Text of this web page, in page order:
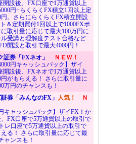
開設後、FX口座で1万通貨以上
円+らくらくFX積立1回以上定
円。さらにらくらくFX積立開設
＆定期買付1回以上で1000FXポ
取引量に応じて最大100万円に
受講と理解度テスト合格など
開設と取引で最大4000円！
証券「FXネオ」
ＮＥＷ！
円キャッシュバック】ザイ
開設後、FXネオで1万通貨以上
がもらえる！ さらに取引量に
万円のチャンスも！
券「みんなのFX」 人気！
Ｎ
キャッシュバック】ザイFX！か
FX口座で5万通貨以上の取引で
レ口座で5万通貨以上の取引で
える！ さらに取引量に応じて最
ャンスも！